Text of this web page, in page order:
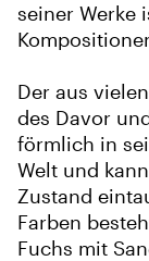
seiner Werke
Der aus
des Davor
förmlich in
Welt und
Zustand
Farben
Fuchs mit